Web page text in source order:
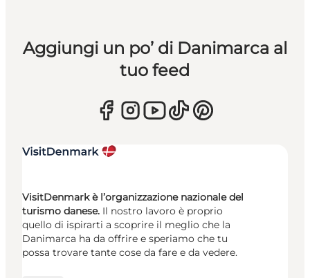
Aggiungi un po’ di Danimarca al
tuo feed
VisitDenmark è l’organizzazione nazionale del
turismo danese. Il nostro lavoro è proprio
quello di ispirarti a scoprire il meglio che la
Danimarca ha da offrire e speriamo che tu
possa trovare tante cose da fare e da vedere.